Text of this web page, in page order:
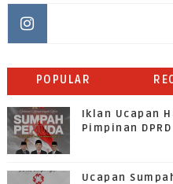
POPULAR
Iklan Ucapan
Pimpinan
Ucapan